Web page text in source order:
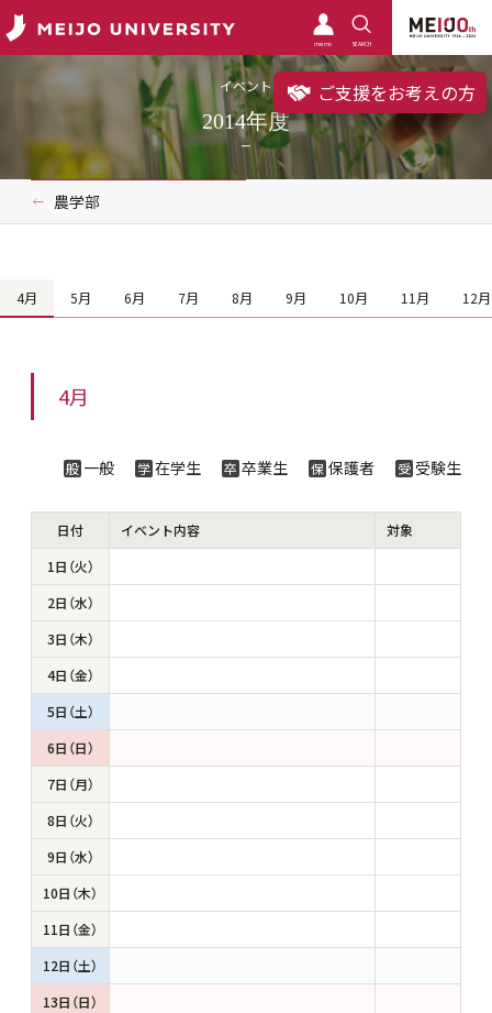
meimo SEARCH
ご支援をお考えの方
イベント
2014年度
農学部
4月 5月 6月 7月 8月 9月 10月 11月 12月
4月
般 一般 学 在学生 卒 卒業生 保 保護者 受 受験生
日付 イベント内容
対象
1日（火）
2日（水）
3日（木）
4日（金）
5日（土）
6日（日）
7日（月）
8日（火）
9日（水）
10日（木）
11日（金）
12日（土）
13日（日）